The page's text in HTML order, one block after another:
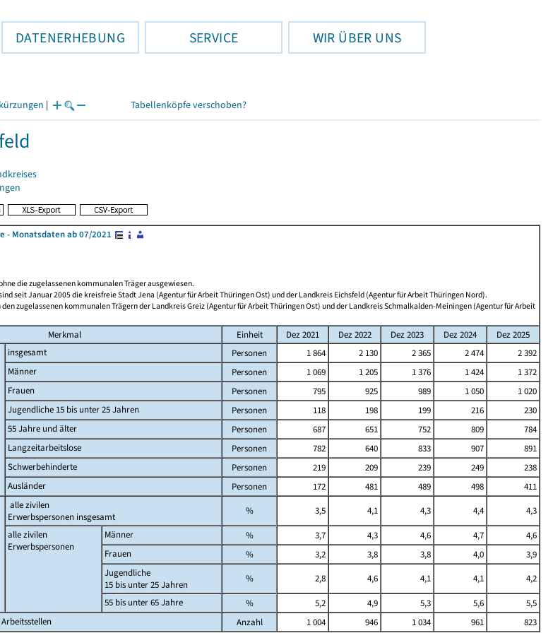
DATENERHEBUNG SERVICE WIR ÜBER UNS
| Tabellenköpfe verschoben?
- Monatsdaten ab 07/2021
die zugelassenen kommunalen Träger ausgewiesen.
seit Januar 2005 die kreisfreie Stadt Jena (Agentur für Arbeit Thüringen Ost) und der Landkreis Eichsfeld (Agentur für Arbeit Thüringen Nord).
zugelassenen kommunalen Trägern der Landkreis Greiz (Agentur für Arbeit Thüringen Ost) und der Landkreis Schmalkalden-Meiningen (Agentur für Arbeit
Merkmal Einheit Dez 2021 Dez 2022 Dez 2023 Dez 2024
Dez 2025
insgesamt Personen 1 864 2 130 2 365 2 474
2 392
Männer
Personen 1 069 1 205 1 376 1 424
1 372
Frauen
Personen 795 925 989 1 050
1 020
Jugendliche 15 bis unter 25 Jahren
Personen 118 198 199 216
230
55 Jahre und älter
Personen 687 651 752 809
784
Langzeitarbeitslose
Personen 782 640 833 907
891
Schwerbehinderte
Personen 219 209 239 249
238
Ausländer
Personen 172 481 489 498
411
alle zivilen
Erwerbspersonen insgesamt
% 3,5 4,1 4,3 4,4
4,3
alle zivilen
Erwerbspersonen
Männer % 3,7 4,3 4,6 4,7
4,6
Frauen
% 3,2 3,8 3,8 4,0
3,9
Jugendliche
15 bis unter 25 Jahren
% 2,8 4,6 4,1 4,1
4,2
55 bis unter 65 Jahre
% 5,2 4,9 5,3 5,6
5,5
Anzahl 1 004 946 1 034 961 823